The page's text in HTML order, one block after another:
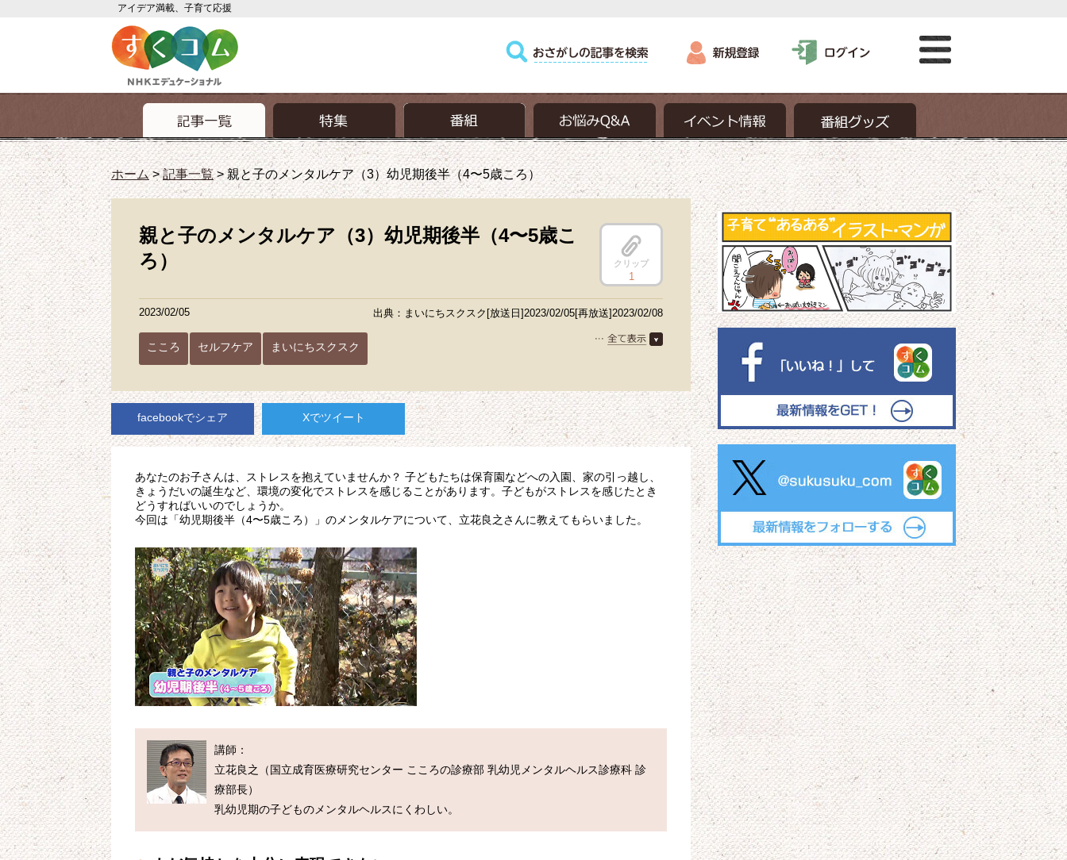
アイデア満載、子育て応援
ホーム>記事一覧>親と子のメンタルケア（3）幼児期後半（4〜5歳ころ）
親と子のメンタルケア（3）幼児期後半（4〜5歳こ
ろ）
クリップ
1
2023/02/05 出典：まいにちスクスク[放送日]2023/02/05[再放送]2023/02/08
こころ セルフケア まいにちスクスク
facebookでシェア Xでツイート
あなたのお子さんは、ストレスを抱えていませんか？ 子どもたちは保育園などへの入園、家の引っ越し、
きょうだいの誕生など、環境の変化でストレスを感じることがあります。子どもがストレスを感じたとき
どうすればいいのでしょうか。
今回は「幼児期後半（4〜5歳ころ）」のメンタルケアについて、立花良之さんに教えてもらいました。
講師：
立花良之（国立成育医療研究センター こころの診療部 乳幼児メンタルヘルス診療科 診
療部長）